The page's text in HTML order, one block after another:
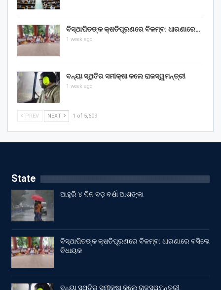
ବିସ୍ଥାପିତଙ୍କ କ୍ଷତିପୂରଣରେ ବିଳମ୍ବ: ଧାରଣାରେ…
1 week ago
ବନ୍ୟା ସ୍ଥିତିର ସମୀକ୍ଷା କଲେ ରାଜସ୍ୱମନ୍ତ୍ରୀ
1 week ago
PREV NEXT 1 of 5,609
State
ଆହୁରି ୪ ଦିନ ବଡ଼ ବର୍ଷା ଆଶଙ୍କା
ବିସ୍ଥାପିତଙ୍କ କ୍ଷତିପୂରଣରେ ବିଳମ୍ବ: ଧାରଣାରେ ବସିଲେ
ବିଧାୟକ
ବନ୍ୟା ସ୍ଥିତିର ସମୀକ୍ଷା କଲେ ରାଜସ୍ୱମନ୍ତ୍ରୀ